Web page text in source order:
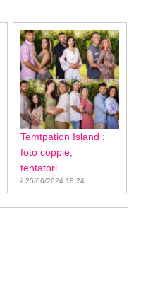
Temtpation Island :
foto coppie,
tentatori...
il 25/06/2024 18:24